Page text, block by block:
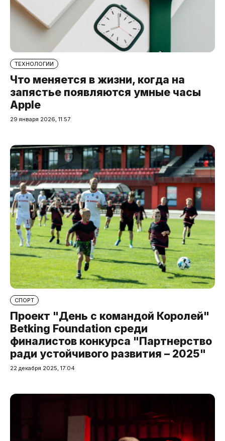
ТЕХНОЛОГИИ
Что меняется в жизни, когда на
запястье появляются умные часы
Apple
29 января 2026, 11:57
СПОРТ
Проект "День с командой Королей"
Betking Foundation среди
финалистов конкурса "Партнерство
ради устойчивого развития – 2025"
22 декабря 2025, 17:04